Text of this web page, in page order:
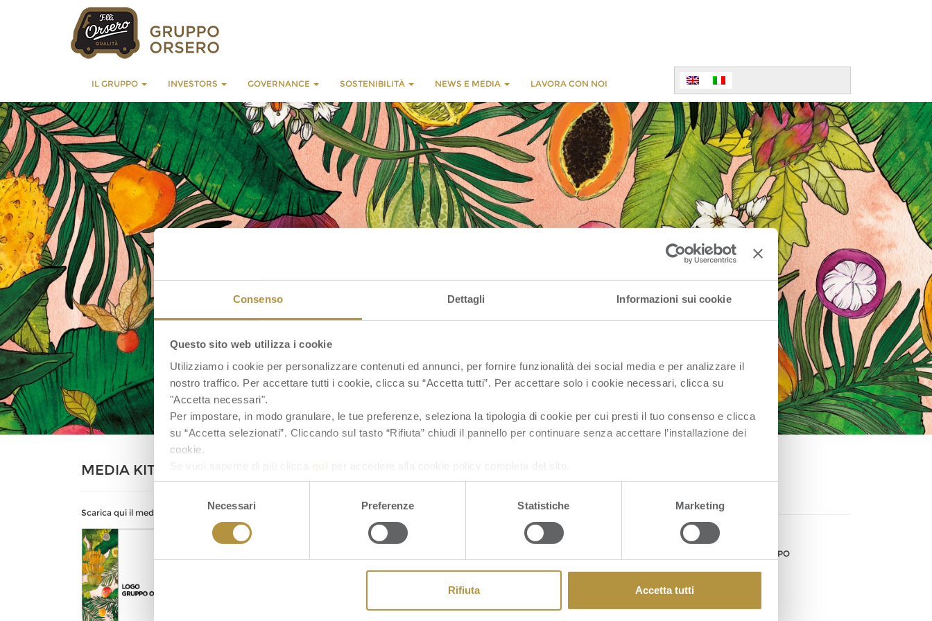
Consenso Dettagli Informazioni sui cookie
Questo sito web utilizza i cookie
Utilizziamo i cookie per personalizzare contenuti ed annunci, per fornire funzionalità dei social media e per analizzare il
nostro traffico. Per accettare tutti i cookie, clicca su “Accetta tutti”. Per accettare solo i cookie necessari, clicca su
"Accetta necessari".
Per impostare, in modo granulare, le tue preferenze, seleziona la tipologia di cookie per cui presti il tuo consenso e clicca
su “Accetta selezionati”. Cliccando sul tasto “Rifiuta” chiudi il pannello per continuare senza accettare l’installazione dei
cookie.
qui
Necessari Preferenze Statistiche Marketing
Rifiuta Accetta tutti
IL GRUPPO INVESTORS GOVERNANCE SOSTENIBILITÀ NEWS E MEDIA LAVORA CON NOI
MEDIA KIT
Scarica qui il media kit del Gruppo.
GUARDA IL VIDEO ISTITUZIONALE
SCARICA LA PRESENTAZIONE DI GRUPPO
SEGUICI SU LINKEDIN